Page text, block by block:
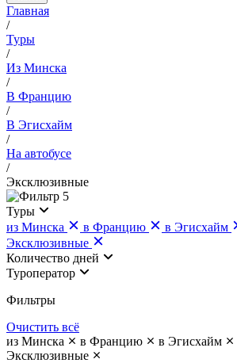
Главная
/
Туры
/
Из Минска
/
В Францию
/
В Эгисхайм
/
На автобусе
/
Эксклюзивные
5
Туры
из Минска
в Францию в Эгисхайм
Эксклюзивные
Количество дней
Туроператор
Фильтры
Очистить всё
из Минска
в Францию в Эгисхайм
Эксклюзивные